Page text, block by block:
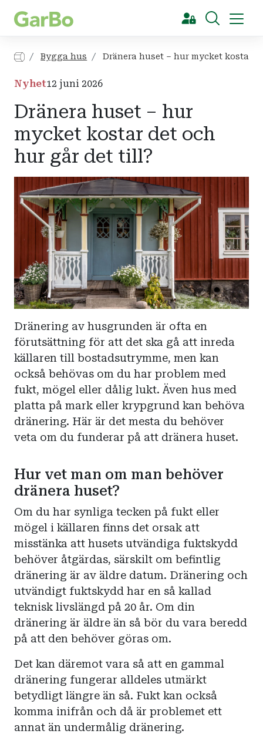
[Sök]
Bygga hus Dränera huset – hur mycket kostar
Nyhet12 juni 2026
Dränera huset – hur
mycket kostar det och
hur går det till?
Dränering av husgrunden är ofta en
förutsättning för att det ska gå att inreda
källaren till bostadsutrymme, men kan
också behövas om du har problem med
fukt, mögel eller dålig lukt. Även hus med
platta på mark eller krypgrund kan behöva
dränering. Här är det mesta du behöver
veta om du funderar på att dränera huset.
Hur vet man om man behöver
dränera huset?
Om du har synliga tecken på fukt eller
mögel i källaren finns det orsak att
misstänka att husets utvändiga fuktskydd
behöver åtgärdas, särskilt om befintlig
dränering är av äldre datum. Dränering och
utvändigt fuktskydd har en så kallad
teknisk livslängd på 20 år. Om din
dränering är äldre än så bör du vara beredd
på att den behöver göras om.
Det kan däremot vara så att en gammal
dränering fungerar alldeles utmärkt
betydligt längre än så. Fukt kan också
komma inifrån och då är problemet ett
annat än undermålig dränering.